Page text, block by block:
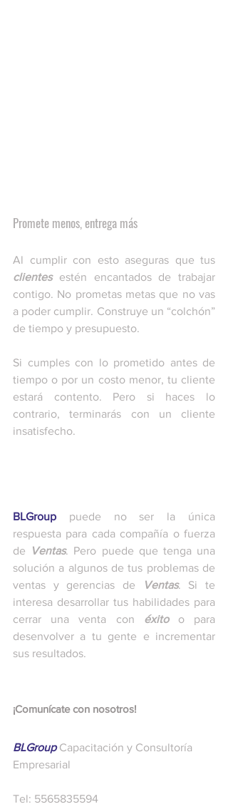
Promete menos, entrega más
clientes estén encantados de trabajar
contigo. No prometas metas que no vas
a poder cumplir. Construye un “colchón”
de tiempo y presupuesto.
Si cumples con lo prometido antes de
tiempo o por un costo menor, tu cliente
estará contento. Pero si haces lo
contrario, terminarás con un cliente
insatisfecho.
BLGroup puede no ser la única
respuesta para cada compañía o fuerza
de
Ventas. Pero puede que tenga una
solución a algunos de tus problemas de
ventas y gerencias de
Ventas. Si te
interesa desarrollar tus habilidades para
cerrar una venta con éxito o para
desenvolver a tu gente e incrementar
sus resultados.
¡Comunícate con nosotros!
BLGroup Capacitación y Consultoría
Empresarial
Tel: 5565835594